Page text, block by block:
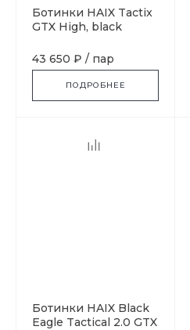
Ботинки HAIX Tactix
GTX High, black
43 650 ₽ / пар
ПОДРОБНЕЕ
Ботинки HAIX Black
Eagle Tactical 2.0 GTX